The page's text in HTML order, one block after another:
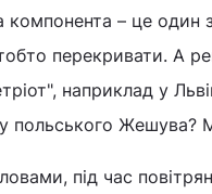
компонента – це один
перекривати. А
наприклад у
польського Жешува?
під час